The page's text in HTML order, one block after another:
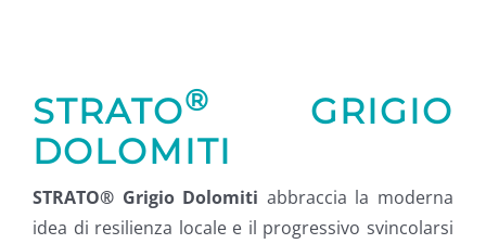
STRATO®
GRIGIO
DOLOMITI
STRATO® Grigio Dolomiti abbraccia la moderna
idea di resilienza locale e il progressivo svincolarsi